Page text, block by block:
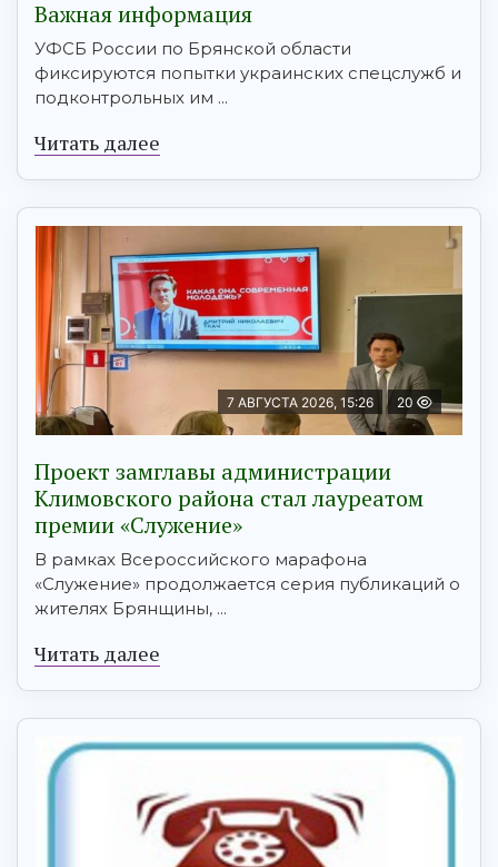
Важная информация
УФСБ России по Брянской области
фиксируются попытки украинских спецслужб и
подконтрольных им ...
Читать далее
7 АВГУСТА 2026, 15:26 20
Проект замглавы администрации
Климовского района стал лауреатом
премии «Служение»
В рамках Всероссийского марафона
«Служение» продолжается серия публикаций о
жителях Брянщины, ...
Читать далее